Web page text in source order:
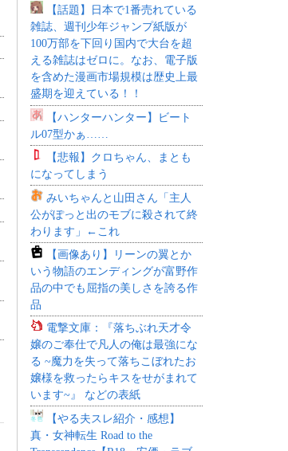
【話題】日本で1番売れている
雑誌、週刊少年ジャンプ紙版が
100万部を下回り国内で大台を超
える雑誌はゼロに。なお、電子版
を含めた漫画市場規模は歴史上最
盛期を迎えている！！
【ハンターハンター】ビート
ル07型かぁ……
【悲報】クロちゃん、まとも
になってしまう
みいちゃんと山田さん「主人
公がぽっと出のモブに殺されて終
わります」←これ
【画像あり】リーンの翼とか
いう物語のエンディングが富野作
品の中でも屈指の美しさを誇る作
品
電撃文庫：『落ちぶれ天才令
嬢のご奉仕で凡人の俺は最強にな
る ~魔力を失って落ちこぼれたお
嬢様を救ったらキスをせがまれて
います~』 などの表紙
【やる夫スレ紹介・感想】
真・女神転生 Road to the